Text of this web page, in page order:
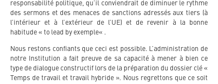
responsabilité politique, qu’il conviendrait de diminuer le rythme
des sermons et des menaces de sanctions adressés aux tiers (à
l’intérieur et à l’extérieur de l’UE) et de revenir à la bonne
habitude « to lead by exemple« .
Nous restons confiants que ceci est possible. L’administration de
notre Institution a fait preuve de sa capacité à mener à bien ce
type de dialogue constructif lors de la préparation du dossier clé «
Temps de travail et travail hybride ». Nous regrettons que ce soit